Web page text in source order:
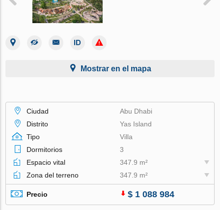
Mostrar en el mapa
Ciudad
Abu Dhabi
Distrito
Yas Island
Tipo
Villa
Dormitorios
3
Espacio vital
347.9 m²
Zona del terreno
347.9 m²
Precio $ 1 088 984